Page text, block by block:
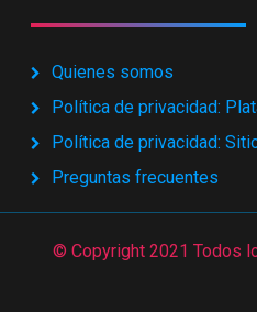
Quienes somos
Política de privacidad:
Política de privacidad:
Preguntas frecuentes
© Copyright 2021 Todos